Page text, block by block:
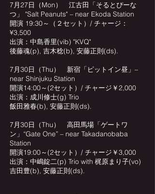
7月27日（Mon） 江古田「そるとぴーな
つ」 "Salt Peanuts" – near Ekoda Station
開演 19:30～（２セット）/ チャージ：
¥3,500
出演：中島香里(vib) "KVQ"
後藤魂(p), 吉木稔(b), 安藤正則(ds).
7月30日（Thu） 新宿「ピットイン昼」–
near Shinjuku Station
開演14:00～(2セット）/ チャージ￥2,000
出演：成川修士(g) Trio
飯田雅春(b), 安藤正則(ds).
7月30日（Thu） 高田馬場「ゲートワ
ン」“Gate One” – near Takadanobaba
Station
開演19:00～(2セット）/ チャージ￥3,000
出演：中嶋錠二(p) Trio with 梶原まり子(vo)
吉田豊(b), 安藤正則(ds).